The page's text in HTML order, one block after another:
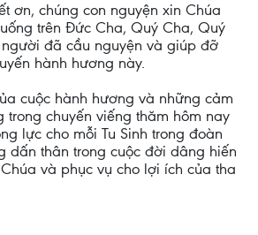
ơn, chúng con nguyện xin Chúa
trên Đức Cha, Quý Cha, Quý
đã cầu nguyện và giúp đỡ
hành hương này.
cuộc hành hương và những cảm
trong chuyến viếng thăm hôm nay
lực cho mỗi Tu Sinh trong đoàn
dấn thân trong cuộc đời dâng hiến
và phục vụ cho lợi ích của tha